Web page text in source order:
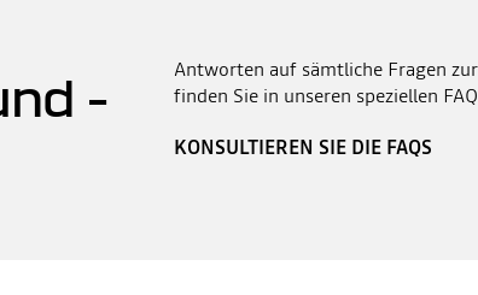
-
Antworten auf sämtliche Fragen
finden Sie in unseren speziellen
KONSULTIEREN SIE DIE FAQS